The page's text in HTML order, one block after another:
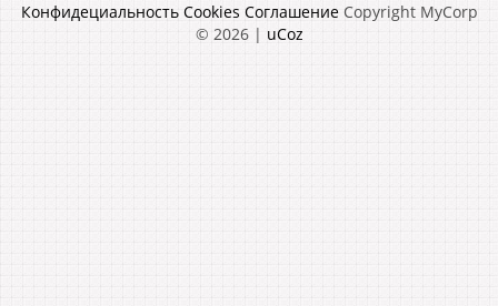
Конфидециальность Cookies Соглашение Copyright MyCorp
© 2026| uCoz